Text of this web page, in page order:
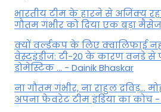
भारतीय टीम के हारने से अजिंक्य
गौतम गंभीर को दिया एक बड़ा
क्यों वर्ल्डकप के लिए क्वालिफाई
वेस्टइंडीज: टी-20 के कारण वनडे
डोमेस्टिक ... - Dainik Bhaskar
ना गौतम गंभीर, ना राहुल द्रव‍िड़...
अपना फेवरेट टीम इंड‍िया का कोच -